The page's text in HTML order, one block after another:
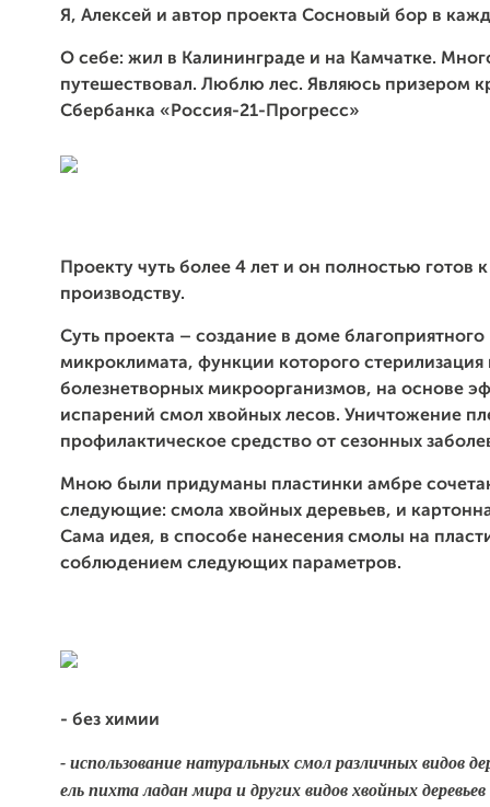
Я, Алексей и автор проекта Сосновый бор в
О себе: жил в Калининграде и на Камчатке.
путешествовал. Люблю лес. Являюсь призером
Сбербанка «Россия-21-Прогресс»
Проекту чуть более 4 лет и он полностью готов
производству.
Суть проекта – создание в доме благоприятного
микроклимата, функции которого стерилизация
болезнетворных микроорганизмов, на основе
испарений смол хвойных лесов. Уничтожение
профилактическое средство от сезонных
Мною были придуманы пластинки амбре
следующие: смола хвойных деревьев, и
Сама идея, в способе нанесения смолы на
соблюдением следующих параметров.
- без химии
- использование натуральных смол различных видов
ель пихта ладан мира и других видов хвойных